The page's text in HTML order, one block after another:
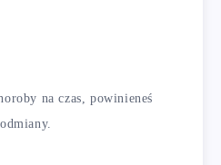
na czas, powinieneś